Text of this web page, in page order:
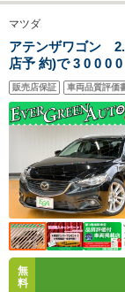
マツダ
アテンザワゴン
店予 約)で 3 0 0 0
正メモリナビ 衝突
レーンキープ アド
シフト HID ETC
販売店保証 車両品質評価
無
料